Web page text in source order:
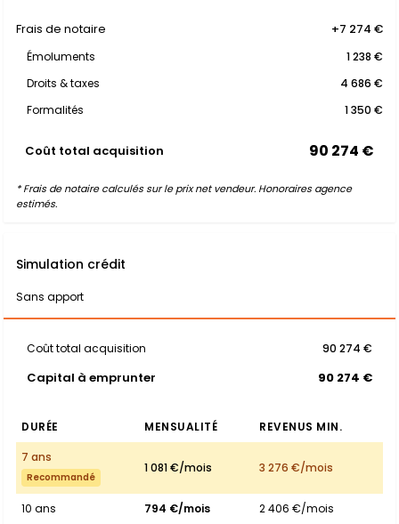
Frais de notaire +7 274 €
Émoluments
1 238 €
Droits & taxes
4 686 €
Formalités
1 350 €
Coût total acquisition 90 274 €
* Frais de notaire calculés sur le prix net vendeur. Honoraires agence
estimés.
Simulation crédit
Sans apport
Coût total acquisition 90 274 €
Capital à emprunter 90 274 €
DURÉE MENSUALITÉ
REVENUS MIN.
7 ans
Recommandé
1 081 €/mois 3 276 €/mois
10 ans 794 €/mois 2 406 €/mois